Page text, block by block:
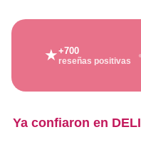
★+700
reseñas positivas
Ya confiaron en